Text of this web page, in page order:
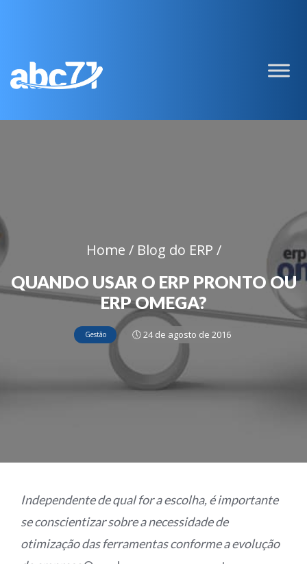
Home / Blog do ERP /
QUANDO USAR O ERP PRONTO OU
ERP OMEGA?
🕔 24 de agosto de 2016
Gestão
Independente de qual for a escolha, é importante
se conscientizar sobre a necessidade de
otimização das ferramentas conforme a evolução